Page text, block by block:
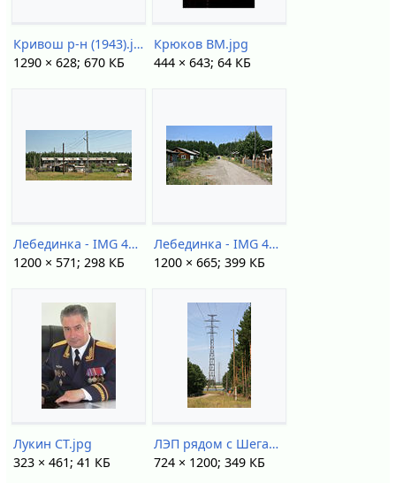
Кривош р-н (1943).jpg
1290 × 628; 670 КБ
Крюков ВМ.jpg
444 × 643; 64 КБ
Лебединка - IMG 4850 1.jpg
1200 × 571; 298 КБ
Лебединка - IMG 4856 1.jpg
1200 × 665; 399 КБ
Лукин СТ.jpg
323 × 461; 41 КБ
ЛЭП рядом с Шегарским мостом - IMG 4809 1.jpg
724 × 1200; 349 КБ